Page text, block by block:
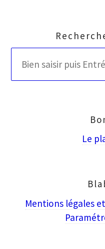
Le
Mentions légales